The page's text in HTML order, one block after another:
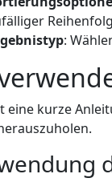
:
eine kurze